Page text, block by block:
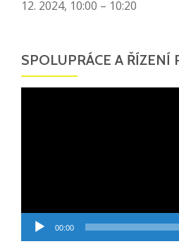
12. 2024, 10:00 – 10:20
SPOLUPRÁCE A ŘÍZENÍ
00:00